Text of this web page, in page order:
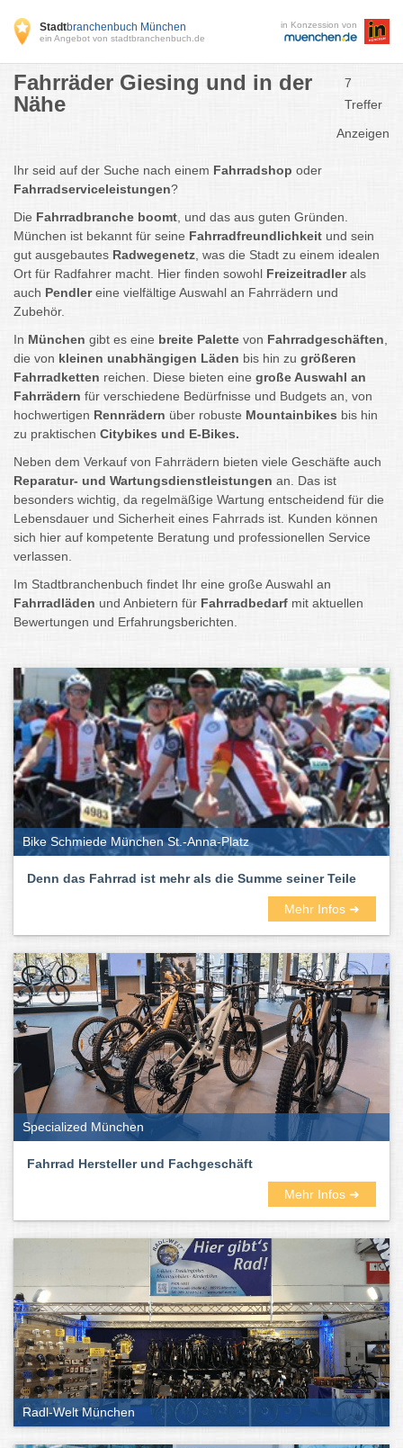
Stadtbranchenbuch München
ein Angebot von stadtbranchenbuch.de
in Konzession von
Fahrräder Giesing und in der
Nähe
7
Treffer
Anzeigen
Ihr seid auf der Suche nach einem Fahrradshop oder
Fahrradserviceleistungen?
Die Fahrradbranche boomt , und das aus guten Gründen.
München ist bekannt für seine Fahrradfreundlichkeit und sein
gut ausgebautes Radwegenetz , was die Stadt zu einem idealen
Ort für Radfahrer macht. Hier finden sowohl Freizeitradlerals
auch Pendlereine vielfältige Auswahl an Fahrrädern und
Zubehör.
In München gibt es eine breite Palette von Fahrradgeschäften
die von kleinen unabhängigen Läden bis hin zu größeren
Fahrradketten reichen. Diese bieten eine große Auswahl an
Fahrrädern für verschiedene Bedürfnisse und Budgets an, von
hochwertigen Rennrädern über robuste Mountainbikes bis hin
zu praktischen Citybikes und E-Bikes.
Neben dem Verkauf von Fahrrädern bieten viele Geschäfte auch
Reparatur- und Wartungsdienstleistungen an. Das ist
besonders wichtig, da regelmäßige Wartung entscheidend für die
Lebensdauer und Sicherheit eines Fahrrads ist. Kunden können
sich hier auf kompetente Beratung und professionellen Service
verlassen.
Im Stadtbranchenbuch findet Ihr eine große Auswahl an
Fahrradläden und Anbietern für Fahrradbedarf mit aktuellen
Bewertungen und Erfahrungsberichten.
Bike Schmiede München St.-Anna-Platz
Denn das Fahrrad ist mehr als die Summe seiner Teile
Mehr Infos ➜
Specialized München
Fahrrad Hersteller und Fachgeschäft
Mehr Infos ➜
Radl-Welt München